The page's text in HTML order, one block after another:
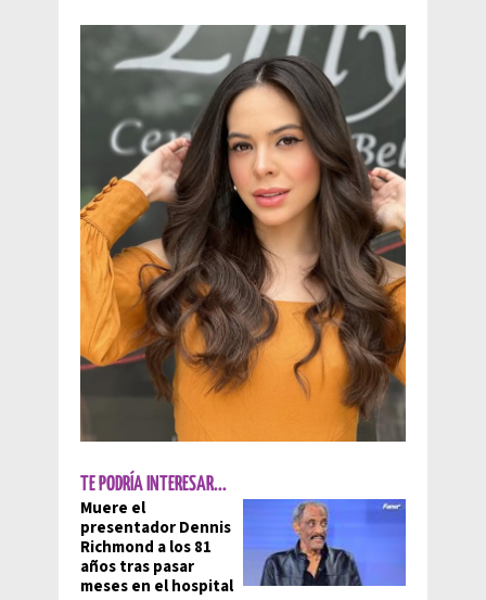
TE PODRÍA INTERESAR...
Muere el
presentador Dennis
Richmond a los 81
años tras pasar
meses en el hospital